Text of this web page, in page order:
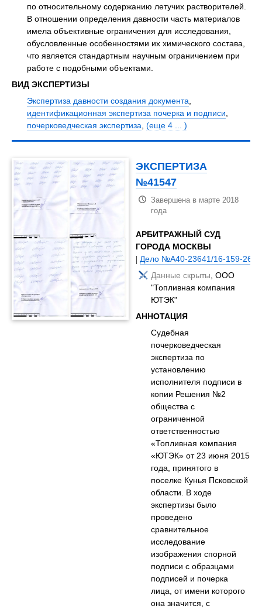
по относительному содержанию летучих растворителей.
В отношении определения давности часть материалов
имела объективные ограничения для исследования,
обусловленные особенностями их химического состава,
что является стандартным научным ограничением при
работе с подобными объектами.
ВИД ЭКСПЕРТИЗЫ
Экспертиза давности создания документа
идентификационная экспертиза почерка и подписи
почерковедческая экспертиза (еще 4 ... )
ЭКСПЕРТИЗА
№41547
Завершена в марте 2018
года
АРБИТРАЖНЫЙ СУД
ГОРОДА МОСКВЫ
|Дело №А40-23641/16-159-260
Данные скрыты, ООО
"Топливная компания
ЮТЭК"
АННОТАЦИЯ
Судебная
почерковедческая
экспертиза по
установлению
исполнителя подписи в
копии Решения №2
общества с
ограниченной
ответственностью
«Топливная компания
«ЮТЭК» от 23 июня 2015
года, принятого в
поселке Кунья Псковской
области. В ходе
экспертизы было
проведено
сравнительное
исследование
изображения спорной
подписи с образцами
подписей и почерка
лица, от имени которого
она значится, с